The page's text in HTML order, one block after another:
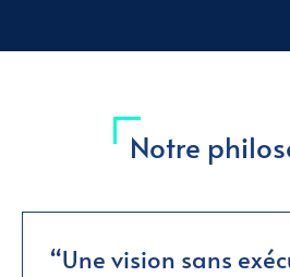
Notre
“Une vision sans